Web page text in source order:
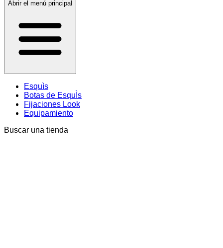
Abrir el menú principal
Esquìs
Botas de EsquÌs
Fijaciones Look
Equipamiento
Buscar una tienda